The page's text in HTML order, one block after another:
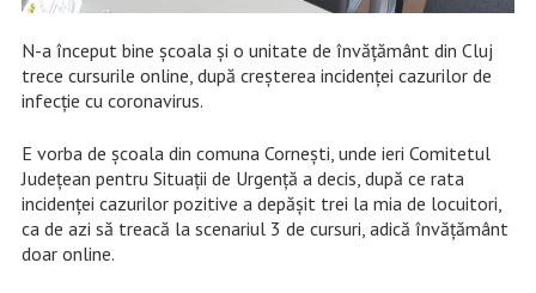
N-a început bine școala și o unitate de învățământ din Cluj
trece cursurile online, după creșterea incidenței cazurilor de
infecție cu coronavirus.
E vorba de școala din comuna Cornești, unde ieri Comitetul
Județean pentru Situații de Urgență a decis, după ce rata
incidenței cazurilor pozitive a depășit trei la mia de locuitori,
ca de azi să treacă la scenariul 3 de cursuri, adică învățământ
doar online.